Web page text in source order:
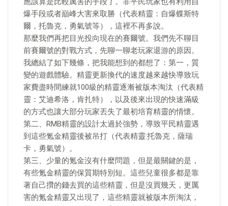
爆手段或者巔峰大害來取勝（代表精靈：自爆蝶斯特
爾，托魯克，勇氣號等），這裡不再多說。
那麼我們再把目光投向現在的賽爾號。我們先不聊目
前賽爾號的對戰方式，先聊一聊老玩家退游的原因。
我總結了如下幾條，把我能想到的都想了：第一，質
變的遊戲體驗。精靈更新換代的速度越來越快導致玩
家費盡時間練就100級的精靈逐漸被版本淘汰（代表精
靈：艾迪希洛，肯扎特），以及後來出現的快速滿級
的方式也讓大部分玩家丟失了最初培育精靈的情懷。
第二、RMB精靈的設計太過於強勢，導致平民精靈遇
到這些氪金精靈後被吊打（代表精靈:托魯克，薩瑞
卡，勇氣號）。
第三、少量的氪金沒有什麼問題，但是最關鍵的是，
有些氪金精靈的保質期特別短。這些兒童很多都是靠
著自己攢的錢去買的這些精靈，但是沒買幾天，更厲
害的氪金精靈又出現了，這些精靈就被版本所淘汰，